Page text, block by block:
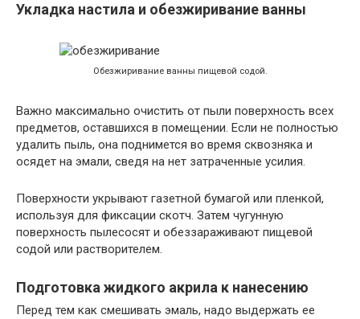
Укладка настила и обезжиривание ванны
Обезжиривание ванны пищевой содой.
Важно максимально очистить от пыли поверхность всех
предметов, оставшихся в помещении. Если не полностью
удалить пыль, она поднимется во время сквозняка и
осядет на эмали, сведя на нет затраченные усилия.
Поверхности укрывают газетной бумагой или пленкой,
используя для фиксации скотч. Затем чугунную
поверхность пылесосят и обеззараживают пищевой
содой или растворителем.
Подготовка жидкого акрила к нанесению
Перед тем как смешивать эмаль, надо выдержать ее